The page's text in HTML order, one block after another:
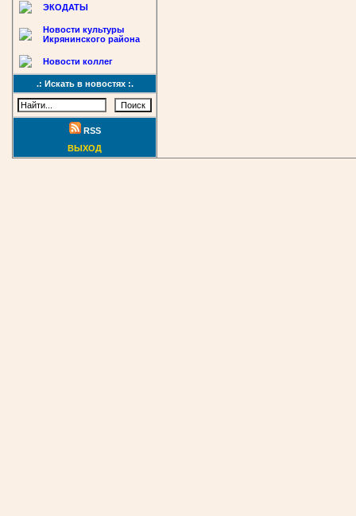
ЭКОДАТЫ
Новости культуры
Икрянинского района
Новости коллег
.: Искать в новостях :.
RSS
ВЫХОД